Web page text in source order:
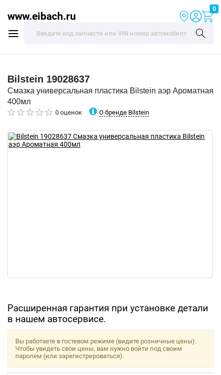
www.eibach.ru
0
Bilstein 19028637
Смазка универсальная пластика Bilstein аэр Ароматная
400мл
0 оценок О бренде Bilstein
Расширенная гарантия при установке детали
в нашем автосервисе.
Вы работаете в гостевом режиме (видите розничные цены).
Чтобы увидеть свои цены, вам нужно войти под своим
паролем (или зарегистрироваться).